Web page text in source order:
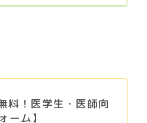
料！医学生・医師向
ーム】